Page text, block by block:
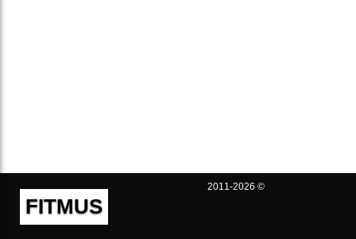
FITMUS
2011-2026 ©